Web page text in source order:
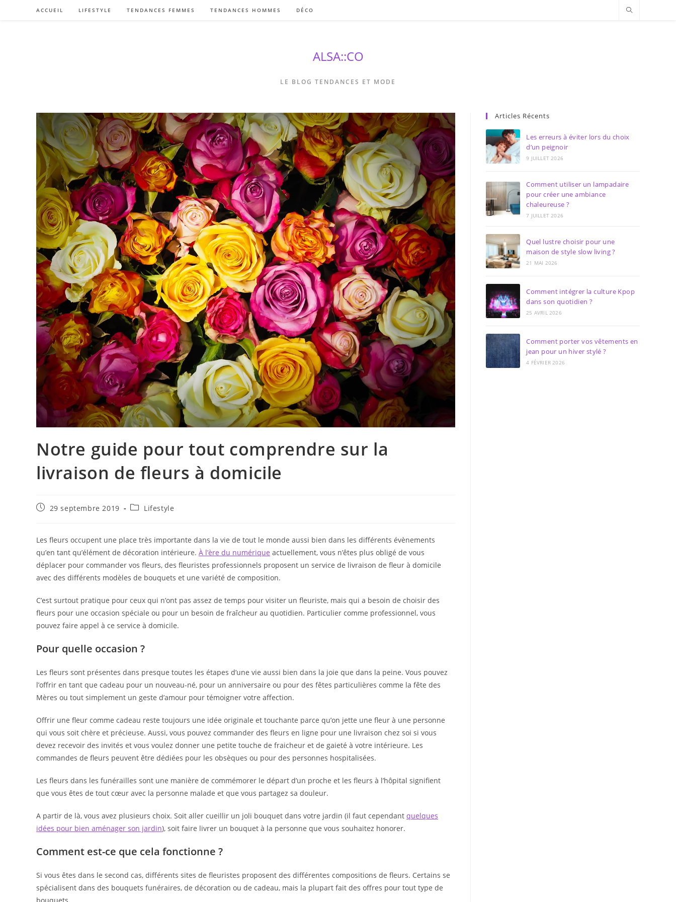
ACCUEIL LIFESTYLE TENDANCES FEMMES TENDANCES HOMMES DÉCO
ALSA::CO
LE BLOG TENDANCES ET MODE
Notre guide pour tout comprendre sur la
livraison de fleurs à domicile
Publication
29 septembre 2019
PostLifestyle
Les fleurs occupent une place très importante dans la vie de tout le monde aussi bien dans les différents évènements
qu’en tant qu’élément de décoration intérieure. À l’ère du numérique actuellement, vous n’êtes plus obligé de vous
déplacer pour commander vos fleurs, des fleuristes professionnels proposent un service de livraison de fleur à domicile
avec des différents modèles de bouquets et une variété de composition.
C’est surtout pratique pour ceux qui n’ont pas assez de temps pour visiter un fleuriste, mais qui a besoin de choisir des
fleurs pour une occasion spéciale ou pour un besoin de fraîcheur au quotidien. Particulier comme professionnel, vous
pouvez faire appel à ce service à domicile.
Pour quelle occasion ?
Les fleurs sont présentes dans presque toutes les étapes d’une vie aussi bien dans la joie que dans la peine. Vous pouvez
l’offrir en tant que cadeau pour un nouveau-né, pour un anniversaire ou pour des fêtes particulières comme la fête des
Mères ou tout simplement un geste d’amour pour témoigner votre affection.
Offrir une fleur comme cadeau reste toujours une idée originale et touchante parce qu’on jette une fleur à une personne
qui vous soit chère et précieuse. Aussi, vous pouvez commander des fleurs en ligne pour une livraison chez soi si vous
devez recevoir des invités et vous voulez donner une petite touche de fraicheur et de gaieté à votre intérieure. Les
commandes de fleurs peuvent être dédiées pour les obsèques ou pour des personnes hospitalisées.
Les fleurs dans les funérailles sont une manière de commémorer le départ d’un proche et les fleurs à l’hôpital signifient
que vous êtes de tout cœur avec la personne malade et que vous partagez sa douleur.
A partir de là, vous avez plusieurs choix. Soit aller cueillir un joli bouquet dans votre jardin (il faut cependant quelques
idées pour bien aménager son jardin), soit faire livrer un bouquet à la personne que vous souhaitez honorer.
Comment est-ce que cela fonctionne ?
Si vous êtes dans le second cas, différents sites de fleuristes proposent des différentes compositions de fleurs. Certains se
spécialisent dans des bouquets funéraires, de décoration ou de cadeau, mais la plupart fait des offres pour tout type de
Articles Récents
Les erreurs à éviter lors du choix
d’un peignoir
9 JUILLET 2026
Comment utiliser un lampadaire
pour créer une ambiance
chaleureuse ?
7 JUILLET 2026
Quel lustre choisir pour une
maison de style slow living ?
21 MAI 2026
Comment intégrer la culture Kpop
dans son quotidien ?
25 AVRIL 2026
Comment porter vos vêtements en
jean pour un hiver stylé ?
4 FÉVRIER 2026